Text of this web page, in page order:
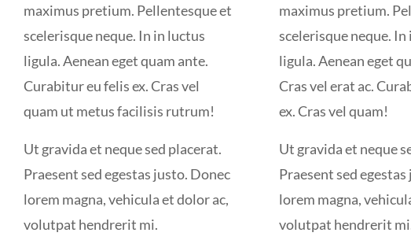
maximus pretium. Pellentesque et
scelerisque neque. In in luctus
ligula. Aenean eget quam ante.
Curabitur eu felis ex. Cras vel
quam ut metus facilisis rutrum!
Ut gravida et neque sed placerat.
Praesent sed egestas justo. Donec
lorem magna, vehicula et dolor ac,
volutpat hendrerit mi.
maximus pretium.
scelerisque neque. In
ligula. Aenean eget
Cras vel erat ac.
ex. Cras vel quam!
Ut gravida et neque
Praesent sed
lorem magna,
volutpat hendrerit